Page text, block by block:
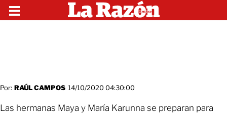
Por: RAÚL CAMPOS 14/10/2020 04:30:00
Las hermanas Maya y María Karunna se preparan para